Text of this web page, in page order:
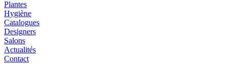
Plantes
Hygiène
Catalogues
Designers
Salons
Actualités
Contact